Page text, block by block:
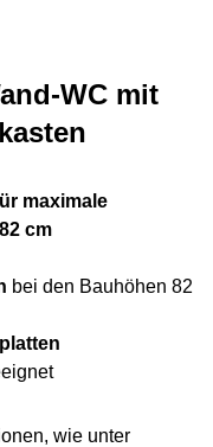
WC mit
maximale
cm
bei den Bauhöhen 82
wie unter